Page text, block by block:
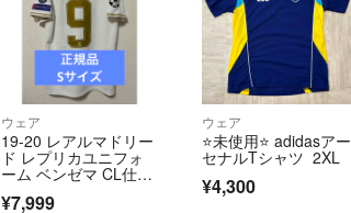
ウェア
19-20 レアルマドリー
ド レプリカユニフォ
ーム ベンゼマ CL仕
ッチ REAL Madrid
¥7,999
ウェア
⭐️未使用⭐️ adidasアー
セナルTシャツ 2XL
¥4,300